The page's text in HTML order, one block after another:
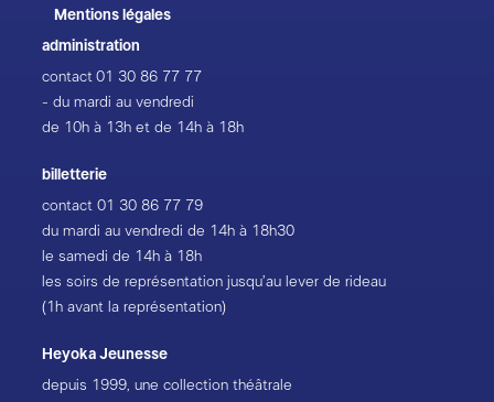
Mentions légales
administration
contact01 30 86 77 77
- du mardi au vendredi
de 10h à 13h et de 14h à 18h
billetterie
contact01 30 86 77 79
du mardi au vendredi de 14h à 18h30
le samedi de 14h à 18h
les soirs de représentation jusqu’au lever de rideau
(1h avant la représentation)
Heyoka Jeunesse
depuis 1999, une collection théâtrale